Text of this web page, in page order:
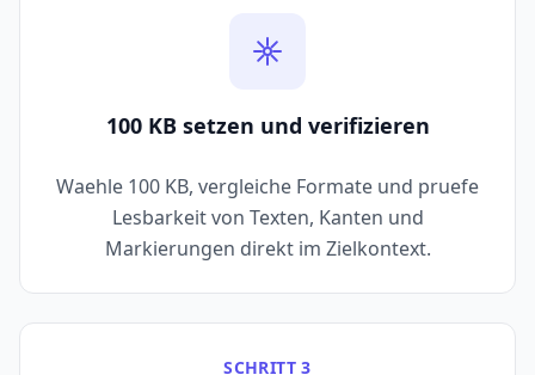
100 KB setzen und verifizieren
Waehle 100 KB, vergleiche Formate und pruefe
Lesbarkeit von Texten, Kanten und
Markierungen direkt im Zielkontext.
SCHRITT 3